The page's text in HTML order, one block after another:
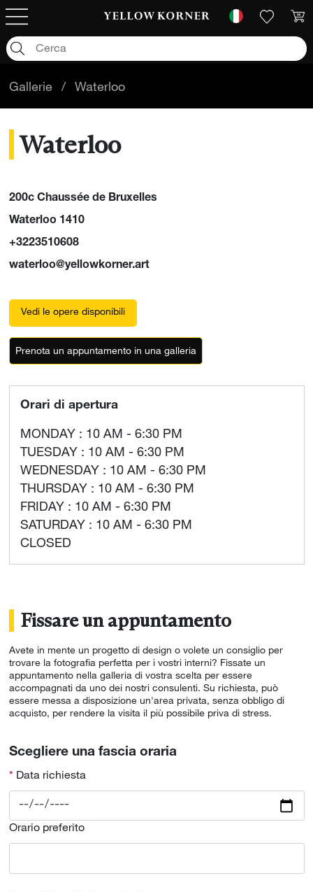
Gallerie / Waterloo
Waterloo
200c Chaussée de Bruxelles
Waterloo 1410
+3223510608
waterloo@yellowkorner.art
Vedi le opere disponibili
Prenota un appuntamento in una galleria
Orari di apertura
MONDAY : 10 AM - 6:30 PM
TUESDAY : 10 AM - 6:30 PM
WEDNESDAY : 10 AM - 6:30 PM
THURSDAY : 10 AM - 6:30 PM
FRIDAY : 10 AM - 6:30 PM
SATURDAY : 10 AM - 6:30 PM
CLOSED
Fissare un appuntamento
Avete in mente un progetto di design o volete un consiglio per
trovare la fotografia perfetta per i vostri interni? Fissate un
appuntamento nella galleria di vostra scelta per essere
accompagnati da uno dei nostri consulenti. Su richiesta, può
essere messa a disposizione un'area privata, senza obbligo di
acquisto, per rendere la visita il più possibile priva di stress.
Scegliere una fascia oraria
Data richiesta
Orario preferito